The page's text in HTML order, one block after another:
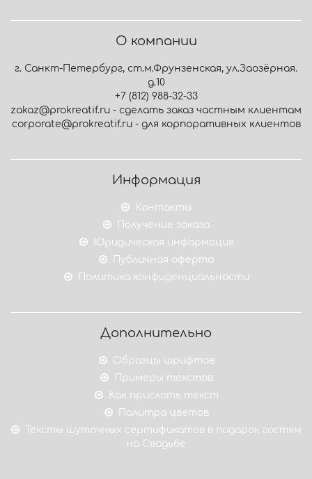
О компании
г. Санкт-Петербург, ст.м.Фрунзенская, ул.Заозёрная.
д.10
+7 (812) 988-32-33
zakaz@prokreatif.ru - сделать заказ частным клиентам
corporate@prokreatif.ru - для корпоративных клиентов
Информация
Контакты
Получение заказа
Юридическая информация
Публичная оферта
Политика конфиденциальности
Дополнительно
Образцы шрифтов
Примеры текстов
Как прислать текст
Палитра цветов
Тексты шуточных сертификатов в подарок гостям
на Свадьбе